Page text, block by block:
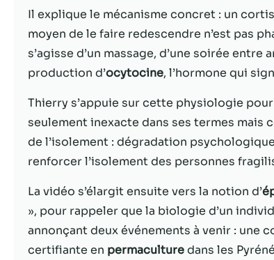
Il explique le mécanisme concret : un
moyen de le faire redescendre n’est pas
s’agisse d’un massage, d’une soirée
production d’ocytocine, l’hormone qui
Thierry s’appuie sur cette physiologie
seulement inexacte dans ses termes
de l’isolement : dégradation
renforcer l’isolement des personnes
La vidéo s’élargit ensuite vers la notion d’
», pour rappeler que la biologie d’un
annonçant deux événements à venir : une
certifiante en permaculturedans les